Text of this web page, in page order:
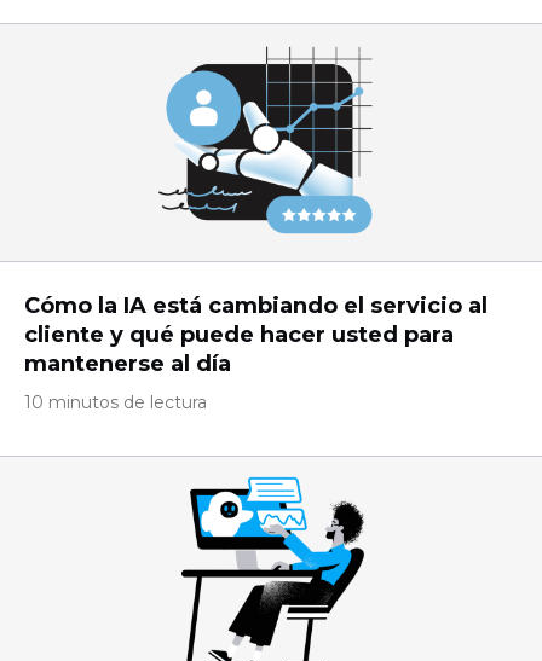
Cómo la IA está cambiando el servicio al
cliente y qué puede hacer usted para
mantenerse al día
10 minutos de lectura